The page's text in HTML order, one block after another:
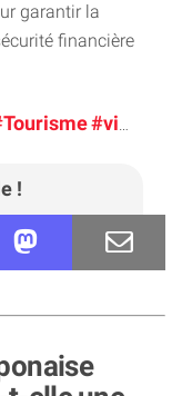
garantir la
financière
#visa
!